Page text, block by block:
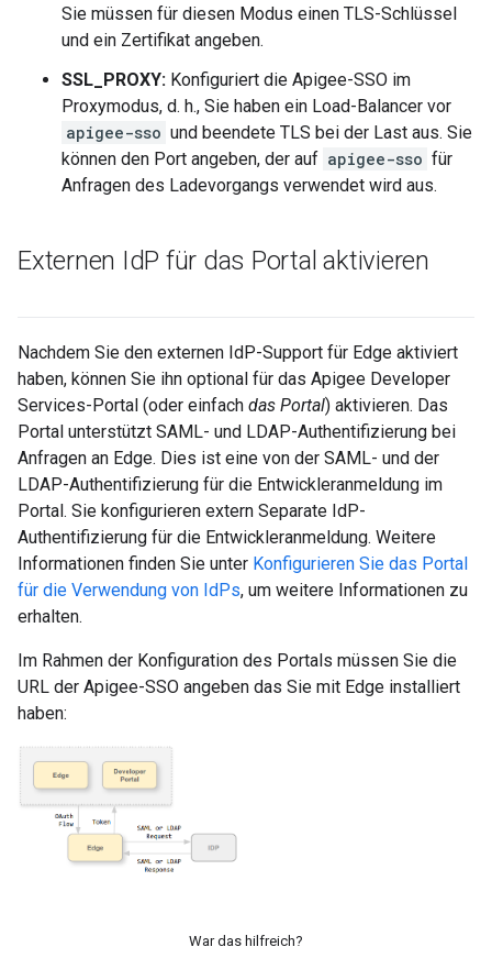
Sie müssen für diesen Modus einen TLS-Schlüssel
und ein Zertifikat angeben.
SSL_PROXY: Konfiguriert die Apigee-SSO im
Proxymodus, d. h., Sie haben ein Load-Balancer vor
apigee-sso und beendete TLS bei der Last aus. Sie
können den Port angeben, der auf apigee-sso für
Anfragen des Ladevorgangs verwendet wird aus.
Externen IdP für das Portal aktivieren
Nachdem Sie den externen IdP-Support für Edge aktiviert
haben, können Sie ihn optional für das Apigee Developer
Services-Portal (oder einfach das Portal) aktivieren. Das
Portal unterstützt SAML- und LDAP-Authentifizierung bei
Anfragen an Edge. Dies ist eine von der SAML- und der
LDAP-Authentifizierung für die Entwickleranmeldung im
Portal. Sie konfigurieren extern Separate IdP-
Authentifizierung für die Entwickleranmeldung. Weitere
Informationen finden Sie unter Konfigurieren Sie das Portal
für die Verwendung von IdPs, um weitere Informationen zu
erhalten.
Im Rahmen der Konfiguration des Portals müssen Sie die
URL der Apigee-SSO angeben das Sie mit Edge installiert
haben:
War das hilfreich?